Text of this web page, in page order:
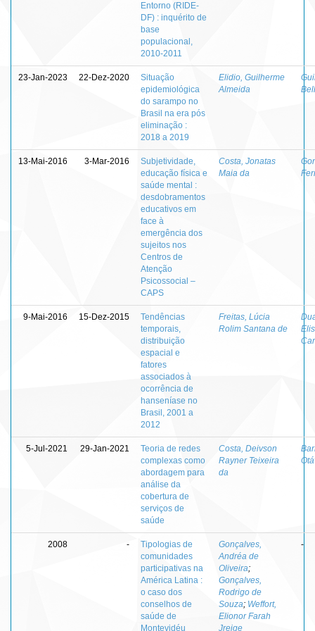
Entorno (RIDE-
DF) : inquérito de
base
populacional,
2010-2011
23-Jan-2023 22-Dez-2020
Situação
epidemiológica
do sarampo no
Brasil na era pós
eliminação :
2018 a 2019
Elidio, Guilherme
Almeida
13-Mai-2016 3-Mar-2016
Subjetividade,
educação física e
saúde mental :
desdobramentos
educativos em
face à
emergência dos
sujeitos nos
Centros de
Atenção
Psicossocial –
CAPS
Costa, Jonatas
Maia da
9-Mai-2016 15-Dez-2015
Tendências
temporais,
distribuição
espacial e
fatores
associados à
ocorrência de
hanseníase no
Brasil, 2001 a
2012
Freitas, Lúcia
Rolim Santana de
5-Jul-2021 29-Jan-2021
Teoria de redes
complexas como
abordagem para
análise da
cobertura de
serviços de
saúde
Costa, Deivson
Rayner Teixeira
da
2008 -
Tipologias de
comunidades
participativas na
América Latina :
o caso dos
conselhos de
saúde de
Montevidéu
Gonçalves,
Andréa de
Oliveira;
Gonçalves,
Rodrigo de
Souza; Weffort,
Elionor Farah
Jreige
-